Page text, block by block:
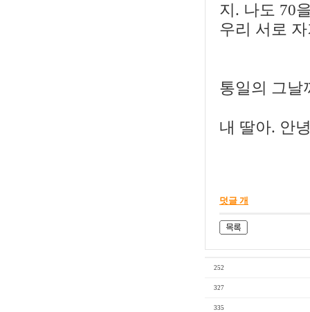
지. 나도 70
우리 서로
통일의 그날
내 딸아. 안
덧글 개
252
327
335